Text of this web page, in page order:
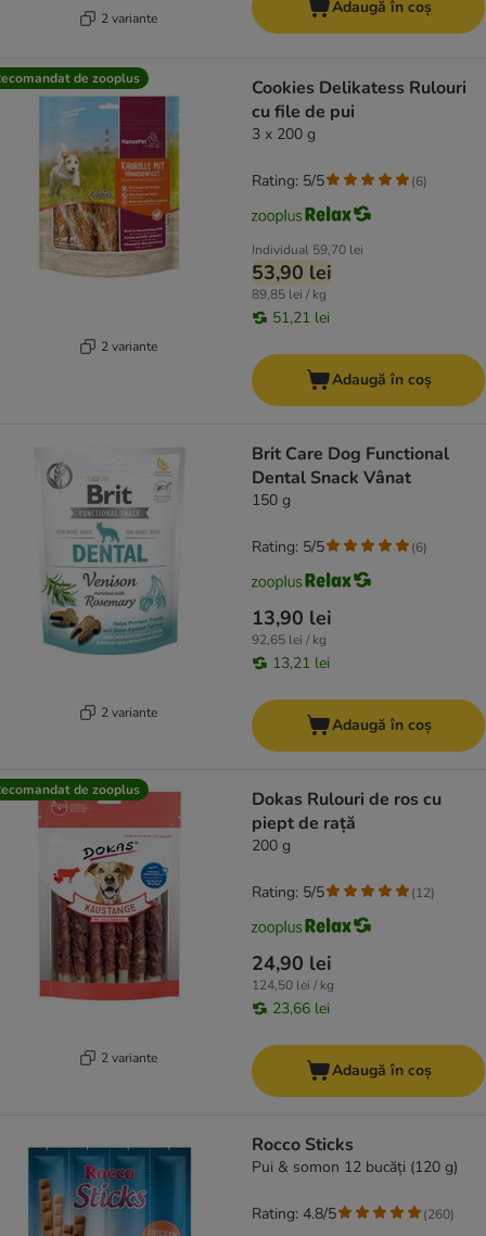
2 variante
Adaugă în coș
de zooplus
2 variante
Cookies Delikatess Rulouri
cu file de pui
3 x 200 g
Individual 59,70 lei
53,90 lei
89,85 lei / kg
51,21 lei
Rating: 5/5 (6)
Adaugă în coș
2 variante
Brit Care Dog Functional
Dental Snack Vânat
150 g
13,90 lei
92,65 lei / kg
13,21 lei
Rating: 5/5 (6)
Adaugă în coș
de zooplus
2 variante
Dokas Rulouri de ros cu
piept de rață
200 g
24,90 lei
124,50 lei / kg
23,66 lei
Rating: 5/5 (12)
Adaugă în coș
Rocco Sticks
Pui & somon 12 bucăți (120 g)
Rating: 4.8/5 (260)